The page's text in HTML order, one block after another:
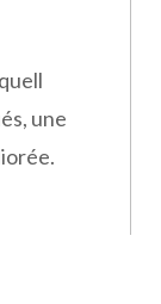
une